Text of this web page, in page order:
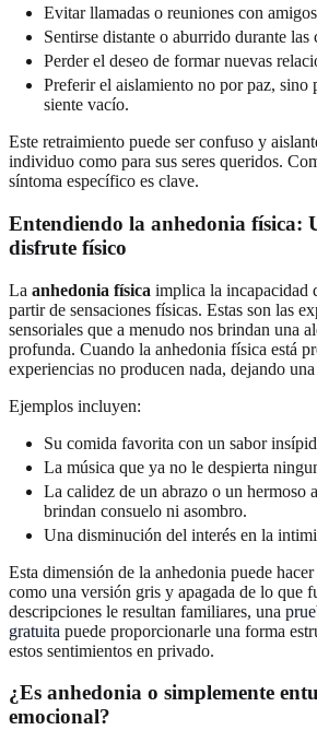
Evitar llamadas o reuniones con
Sentirse distante o aburrido durante las
Perder el deseo de formar nuevas
Preferir el aislamiento no por paz, sino
siente vacío.
Este retraimiento puede ser confuso y
individuo como para sus seres queridos.
síntoma específico es clave.
Entendiendo la anhedonia física:
disfrute físico
La anhedonia física implica la incapacidad
partir de sensaciones físicas. Estas son las
sensoriales que a menudo nos brindan una
profunda. Cuando la anhedonia física está
experiencias no producen nada, dejando
Ejemplos incluyen:
Su comida favorita con un sabor
La música que ya no le despierta
La calidez de un abrazo o un hermoso
brindan consuelo ni asombro.
Una disminución del interés en la
Esta dimensión de la anhedonia puede
como una versión gris y apagada de lo que
descripciones le resultan familiares, una
gratuita puede proporcionarle una forma
estos sentimientos en privado.
¿Es anhedonia o simplemente
emocional?